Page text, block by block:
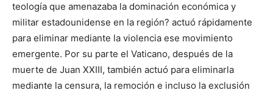
teología que amenazaba la dominación económica y
militar estadounidense en la región? actuó rápidamente
para eliminar mediante la violencia ese movimiento
emergente. Por su parte el Vaticano, después de la
muerte de Juan XXIII, también actuó para eliminarla
mediante la censura, la remoción e incluso la exclusión